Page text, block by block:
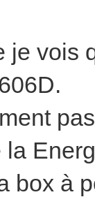
je vois
box à